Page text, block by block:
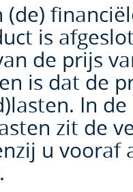
is
de prijs
is dat de
In
zit de
u vooraf